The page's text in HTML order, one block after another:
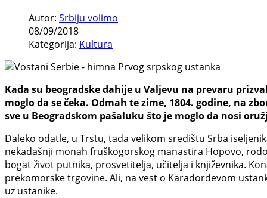
Autor: Srbiju volimo
08/09/2018
Kategorija: Kultura
Kada su beogradske dahije u Valjevu na prevaru
moglo da se čeka. Odmah te zime, 1804. godine, na
sve u Beogradskom pašaluku što je moglo da nosi
Daleko odatle, u Trstu, tada velikom središtu Srba
nekadašnji monah fruškogorskog manastira Hopovo,
bogat život putnika, prosvetitelja, učitelja i književnika.
prekomorske trgovine. Ali, na vest o Karađorđevom
uz ustanike.